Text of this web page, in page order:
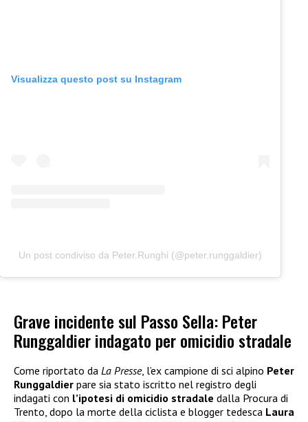
Visualizza questo post su Instagram
Un post condiviso da Peter.Runghi (@peter.runggaldier)
Grave incidente sul Passo Sella: Peter
Runggaldier indagato per omicidio stradale
Come riportato da La Presse, l’ex campione di sci alpino Peter
Runggaldier pare sia stato iscritto nel registro degli
indagati con l’ipotesi di omicidio stradale dalla Procura di
Trento, dopo la morte della ciclista e blogger tedesca Laura